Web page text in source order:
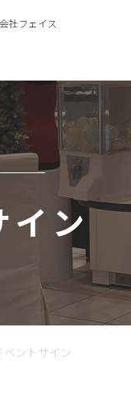
社フェイス
イン
ベントサイン